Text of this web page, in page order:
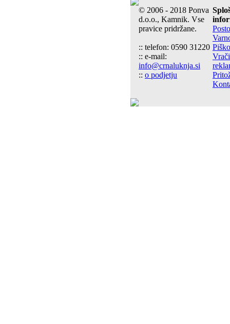
© 2006 - 2018 Ponva
d.o.o., Kamnik. Vse
pravice pridržane.
:: telefon: 0590 31220
:: e-mail:
info@crnaluknja.si
:: o podjetju